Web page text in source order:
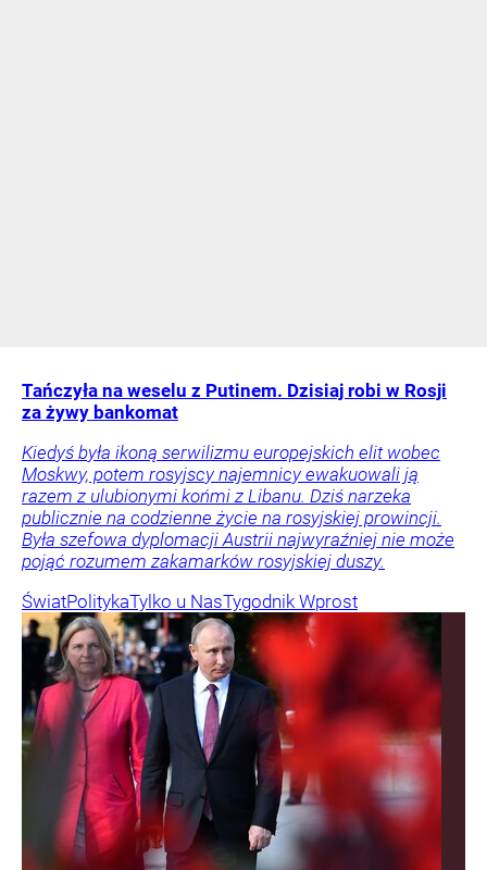
Tańczyła na weselu z Putinem. Dzisiaj robi w Rosji
za żywy bankomat
Kiedyś była ikoną serwilizmu europejskich elit wobec
Moskwy, potem rosyjscy najemnicy ewakuowali ją
razem z ulubionymi końmi z Libanu. Dziś narzeka
publicznie na codzienne życie na rosyjskiej prowincji.
Była szefowa dyplomacji Austrii najwyraźniej nie może
pojąć rozumem zakamarków rosyjskiej duszy.
ŚwiatPolitykaTylko u NasTygodnik Wprost